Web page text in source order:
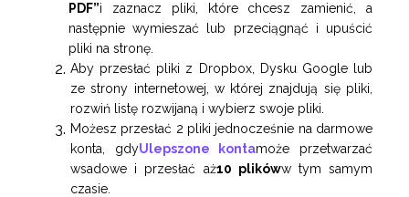
PDF”i zaznacz pliki, które chcesz zamienić, a
następnie wymieszać lub przeciągnąć i upuścić
pliki na stronę.
Aby przesłać pliki z Dropbox, Dysku Google lub
ze strony internetowej, w której znajdują się pliki,
rozwiń listę rozwijaną i wybierz swoje pliki.
Możesz przesłać 2 pliki jednocześnie na darmowe
konta, gdyUlepszone kontamoże przetwarzać
wsadowe i przesłać aż10 plikóww tym samym
czasie.